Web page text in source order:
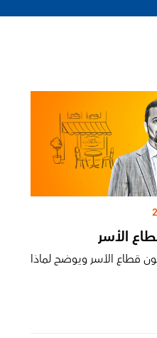
الأسر
قطاع الأسر ويوضح لماذا